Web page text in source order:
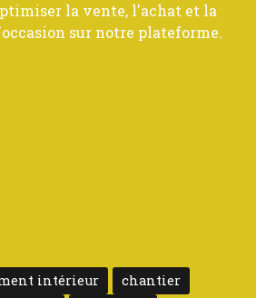
la vente, l'achat et la
sur notre plateforme.
intérieur
chantier